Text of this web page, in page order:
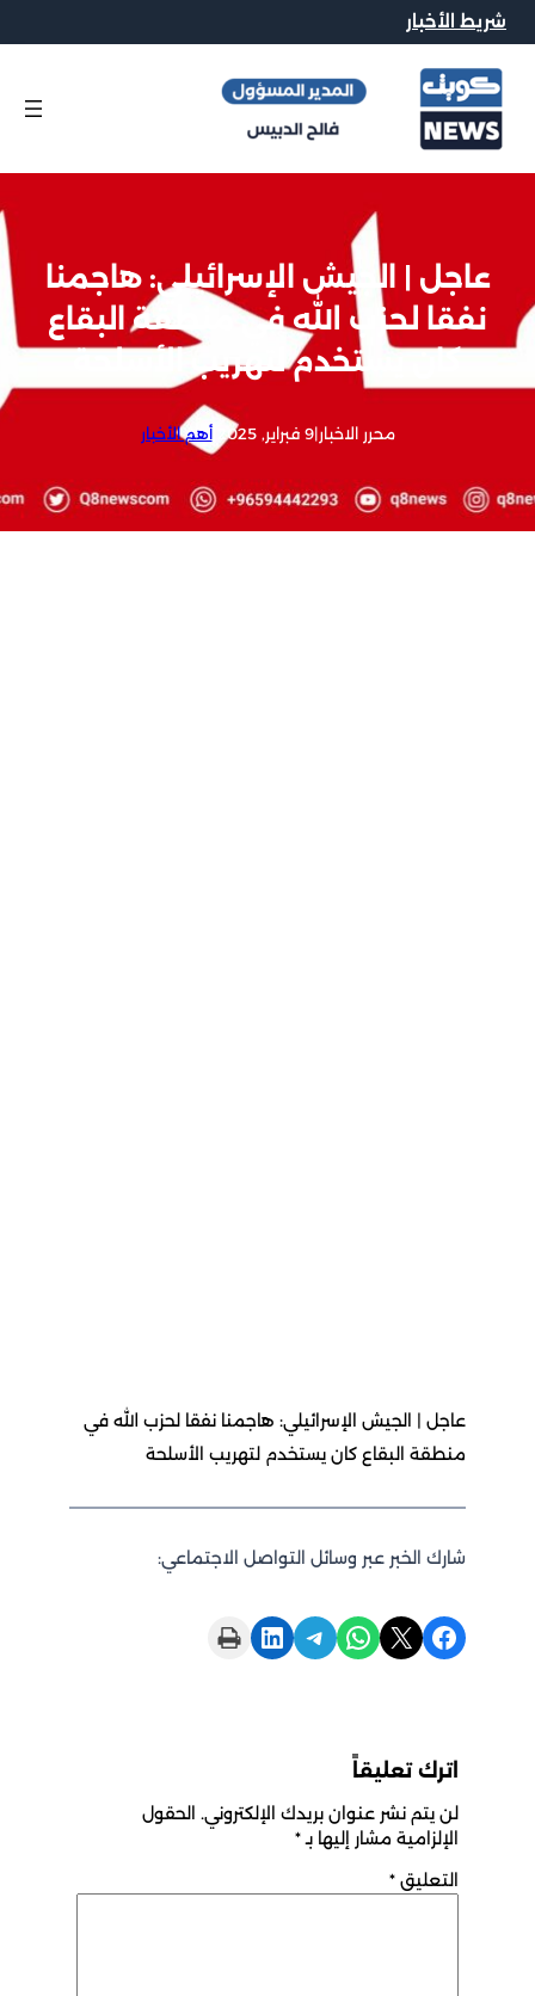
شريط الأخبار
عاجل | الجيش الإسرائيلي: هاجمنا
نفقا لحزب الله في منطقة البقاع
كان يستخدم لتهريب الأسلحة
محرر الاخبار|9 فبراير, 2025 |أهم الأخبار
عاجل | الجيش الإسرائيلي: هاجمنا نفقا لحزب الله في
منطقة البقاع كان يستخدم لتهريب الأسلحة
شارك الخبر عبر وسائل التواصل الاجتماعي:
Share on Facebook
Share on X
Share on WhatsApp
Share on Telegram
Share on LinkedIn
Print this Page
اترك تعليقاً
لن يتم نشر عنوان بريدك الإلكتروني. الحقول
الإلزامية مشار إليها بـ*
التعليق *